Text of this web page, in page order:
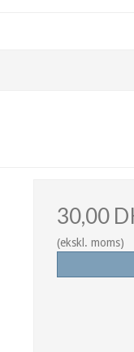
30,00
(ekskl. moms)